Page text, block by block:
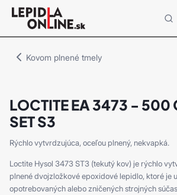
Priemyselné
lepidlá
Kovom plnené tmely
LOCTITE EA 3473 - 500
SET S3
Rýchlo vytvrdzujúca, oceľou plnený, nekvapká.
Loctite Hysol 3473 ST3 (tekutý kov) je rýchlo
plnené dvojzložkové epoxidové lepidlo, ktoré je
opotrebovaných alebo zničených strojných